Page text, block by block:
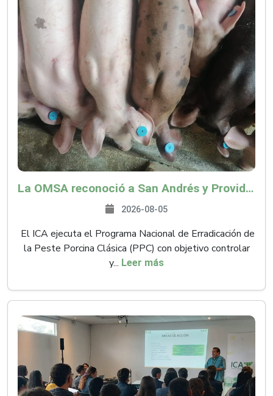
La OMSA reconoció a San Andrés y Providencia como zona libre de Peste Porcina Clásica (PPC)
2026-08-05
El ICA ejecuta el Programa Nacional de Erradicación de
la Peste Porcina Clásica (PPC) con objetivo controlar
y... Leer más